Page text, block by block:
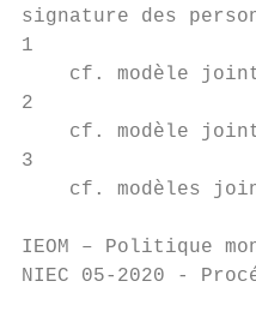
signature des
1
cf. modèle
2
cf. modèle
3
cf. modèles
IEOM –
NIEC 05-2020 -